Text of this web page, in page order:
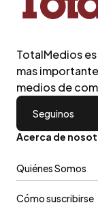
TotalMedios
mas
medios de
Seguinos
Acerca de
Quiénes Somos
Cómo suscribirse